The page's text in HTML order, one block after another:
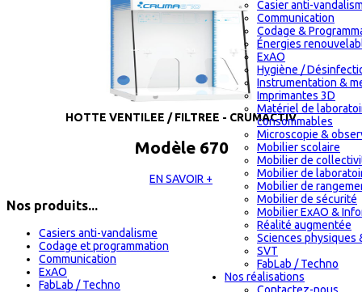
Casier anti-
Communication
Codage &
Énergies
ExAO
Hygiène /
Instrumentation &
Imprimantes 3D
Matériel de
consommables
Microscopie &
Mobilier scolaire
Mobilier de
Mobilier de
Mobilier de
Mobilier de sécurité
Mobilier ExAO &
Réalité augmentée
Sciences physiques
SVT
FabLab / Techno
Nos réalisations
HOTTE VENTILEE / FILTREE - CRUMACTIV
Modèle 670
EN SAVOIR +
Nos produits...
Casiers anti-vandalisme
Codage et programmation
Communication
ExAO
FabLab / Techno